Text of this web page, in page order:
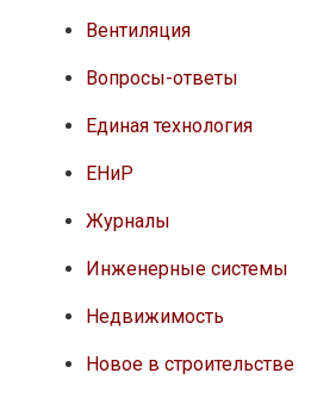
Вентиляция
Вопросы-ответы
Единая технология
ЕНиР
Журналы
Инженерные системы
Недвижимость
Новое в строительстве